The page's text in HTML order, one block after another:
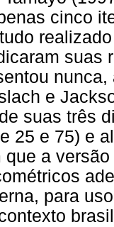
cinco
suas
e
suas três
25 e 75) e
que a
para